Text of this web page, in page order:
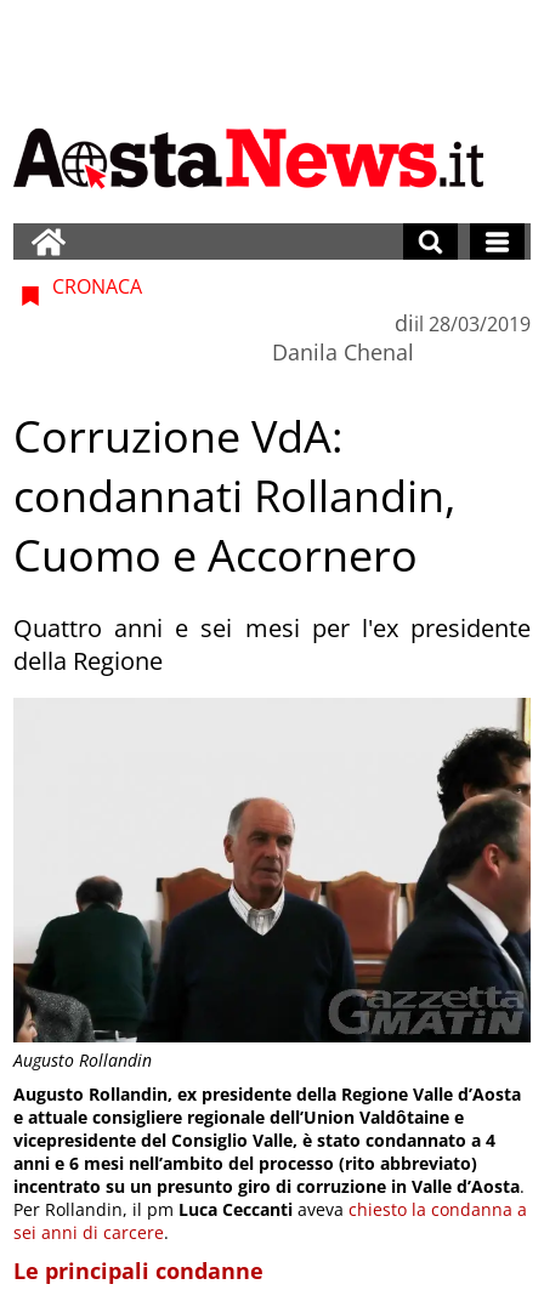
Augusto Rollandin
CRONACA
di
Danila Chenal
il 28/03/2019
Corruzione VdA:
condannati Rollandin,
Cuomo e Accornero
Quattro anni e sei mesi per l'ex presidente
della Regione
Augusto Rollandin, ex presidente della Regione Valle d’Aosta
e attuale consigliere regionale dell’Union Valdôtaine e
vicepresidente del Consiglio Valle, è stato condannato a 4
anni e 6 mesi nell’ambito del processo (rito abbreviato)
incentrato su un presunto giro di corruzione in Valle d’Aosta.
Per Rollandin, il pm Luca Ceccanti avevachiesto la condanna a
sei anni di carcere.
Le principali condanne